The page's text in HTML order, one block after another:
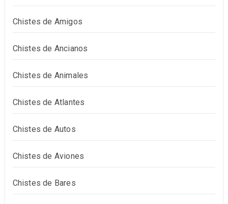
Chistes de Amigos
Chistes de Ancianos
Chistes de Animales
Chistes de Atlantes
Chistes de Autos
Chistes de Aviones
Chistes de Bares